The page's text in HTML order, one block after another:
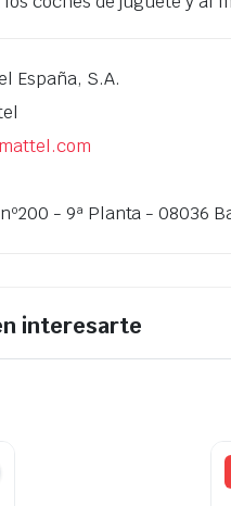
España, S.A.
- 9ª Planta - 08036
interesarte